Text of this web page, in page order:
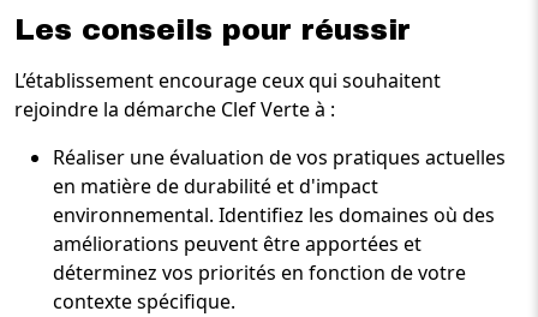
Les conseils pour réussir
L’établissement encourage ceux qui souhaitent
rejoindre la démarche Clef Verte à :
Réaliser une évaluation de vos pratiques actuelles
en matière de durabilité et d'impact
environnemental. Identifiez les domaines où des
améliorations peuvent être apportées et
déterminez vos priorités en fonction de votre
contexte spécifique.